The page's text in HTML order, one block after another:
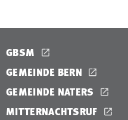
GBSM
GEMEINDE BERN
GEMEINDE NATERS
MITTERNACHTSRUF